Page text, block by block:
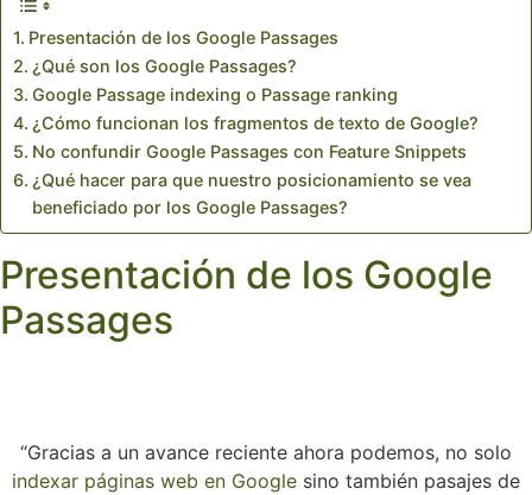
Presentación de los Google Passages
¿Qué son los Google Passages?
Google Passage indexing o Passage ranking
¿Cómo funcionan los fragmentos de texto de Google?
No confundir Google Passages con Feature Snippets
¿Qué hacer para que nuestro posicionamiento se vea
beneficiado por los Google Passages?
Presentación de los Google
Passages
“Gracias a un avance reciente ahora podemos, no solo
indexar páginas web en Google sino también pasajes de